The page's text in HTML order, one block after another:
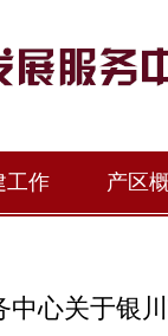
工作 产区
心关于银